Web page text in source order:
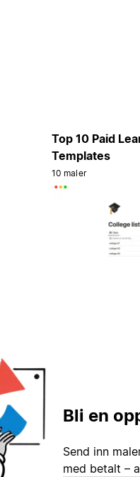
Top 10 Paid
Templates
10 maler
Bli en
Send inn
med betalt –